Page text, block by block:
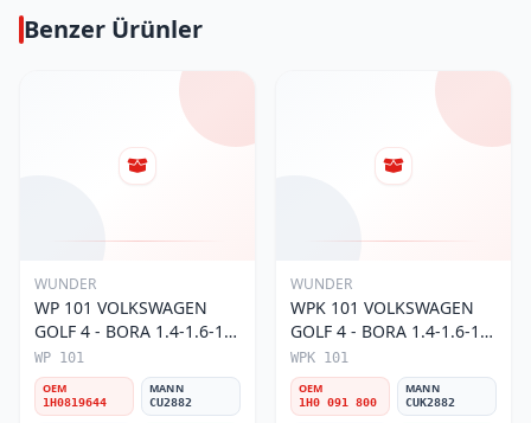
Benzer Ürünler
WUNDER
WP 101 VOLKSWAGEN
GOLF 4 - BORA 1.4-1.6-1.8
POLO III 1H0 819 644
Polen Filtresi
WP 101
OEM
1H0819644
MANN
CU2882
WUNDER
WPK 101 VOLKSWAGEN
GOLF 4 - BORA 1.4-1.6-1.8
POLO III KARBONLU 1H0
091 800 Polen Filtresi
WPK 101
OEM
1H0 091 800
MANN
CUK2882